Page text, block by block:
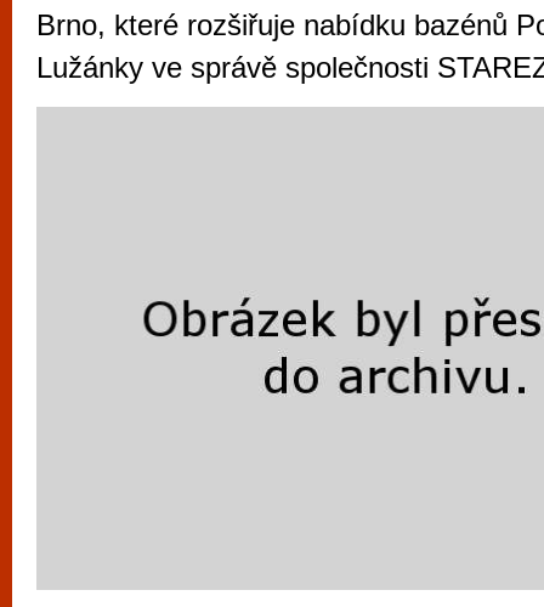
Brno, které rozšiřuje nabídku bazénů
Lužánky ve správě společnosti